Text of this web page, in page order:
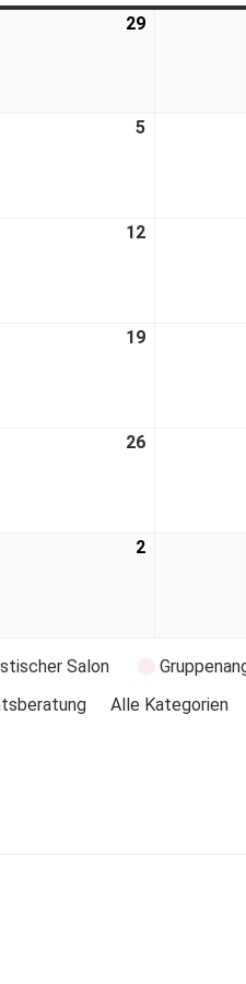
29
5
12
19
26
2
Salon
Alle Kategorien